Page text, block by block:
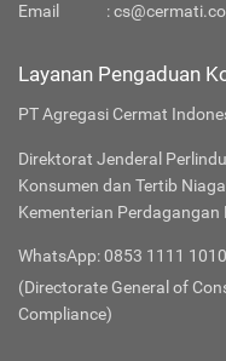
Email
:
Layanan Pengaduan
PT Agregasi Cermat
Direktorat Jenderal
Konsumen dan Tertib Niaga
Kementerian Perdagangan
WhatsApp: 0853 1111
(Directorate General of
Compliance)